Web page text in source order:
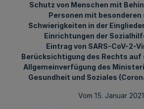
Schutz von Menschen mit
Personen mit besonderen
Schwierigkeiten in der
Einrichtungen der
Eintrag von SARS-CoV-2-
Berücksichtigung des Rechts auf
Allgemeinverfügung des
Gesundheit und Soziales
Vom 15. Januar 2021